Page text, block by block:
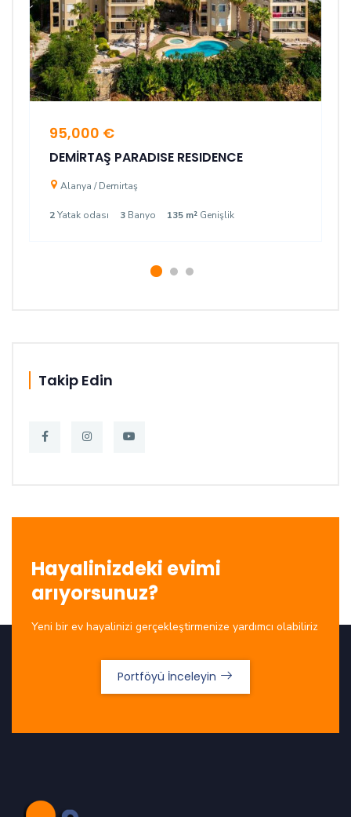
95,000 €
DEMİRTAŞ PARADISE RESIDENCE
Alanya / Demirtaş
2Yatak odası 3 Banyo 135 m² Genişlik
Takip Edin
Hayalinizdeki evimi
arıyorsunuz?
Yeni bir ev hayalinizi gerçekleştirmenize yardımcı olabiliriz
Portföyü İnceleyin